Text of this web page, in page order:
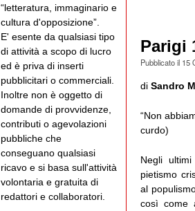
Parigi
Pubblicato il 15
di Sandro
“Non
curdo)
Negli
pietismo
al
così come
“letteratura, immaginario e
cultura d'opposizione”.
E' esente da qualsiasi tipo
di attività a scopo di lucro
ed è priva di inserti
pubblicitari o commerciali.
Inoltre non è oggetto di
domande di provvidenze,
contributi o agevolazioni
pubbliche che
conseguano qualsiasi
ricavo e si basa sull'attività
volontaria e gratuita di
redattori e collaboratori.